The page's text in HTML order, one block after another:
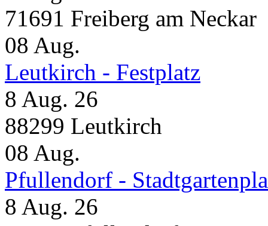
71691 Freiberg am Neckar
08 Aug.
Leutkirch - Festplatz
8 Aug. 26
88299 Leutkirch
08 Aug.
Pfullendorf -
8 Aug. 26